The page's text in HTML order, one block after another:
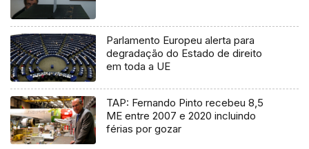
Parlamento Europeu alerta para
degradação do Estado de direito
em toda a UE
TAP: Fernando Pinto recebeu 8,5
ME entre 2007 e 2020 incluindo
férias por gozar